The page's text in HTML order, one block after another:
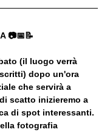
📷📅📝
(il luogo verrà
dopo un'ora
che servirà a
scatto inizieremo a
di spot interessanti.
fotografia